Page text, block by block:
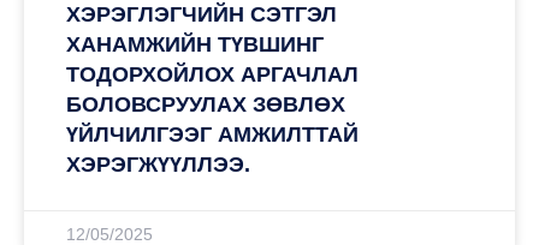
ХЭРЭГЛЭГЧИЙН СЭТГЭЛ
ХАНАМЖИЙН ТҮВШИНГ
ТОДОРХОЙЛОХ АРГАЧЛАЛ
БОЛОВСРУУЛАХ ЗӨВЛӨХ
ҮЙЛЧИЛГЭЭГ АМЖИЛТТАЙ
ХЭРЭГЖҮҮЛЛЭЭ.
12/05/2025